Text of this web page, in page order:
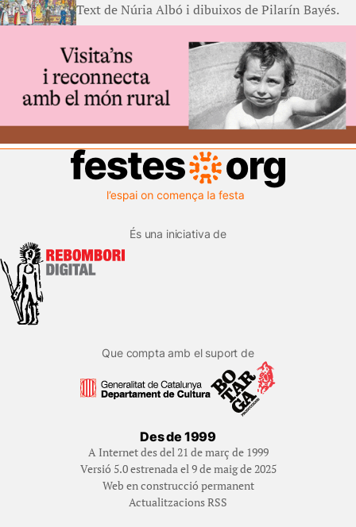
Text de Núria Albó i dibuixos de Pilarín Bayés.
És una iniciativa de
Que compta amb el suport de
Des de 1999
A Internet des del 21 de març de 1999
Versió 5.0 estrenada el 9 de maig de 2025
Web en construcció permanent
Actualitzacions RSS